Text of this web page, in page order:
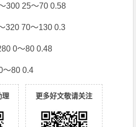
300 25～70 0.58
320 70～130 0.3
0～80 0.48
～80 0.4
理 更多好文敬请关注